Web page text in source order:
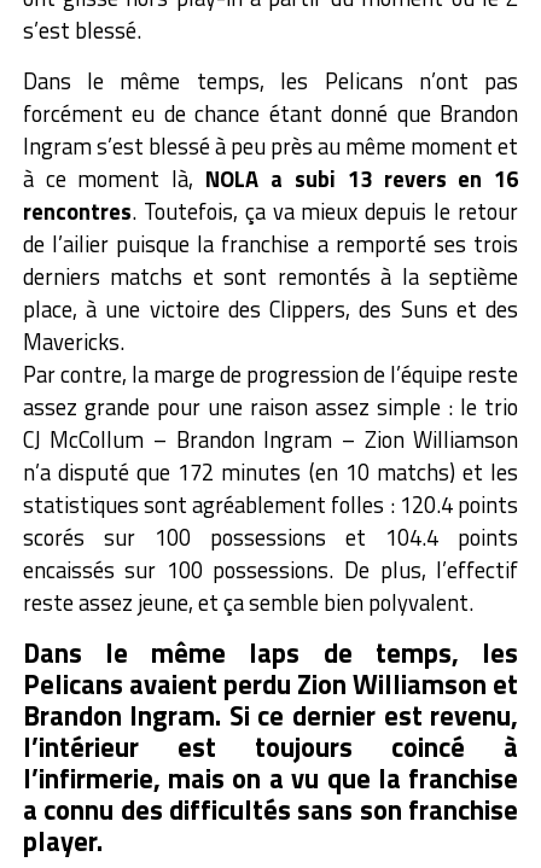
s’est blessé.
Dans le même temps, les Pelicans n’ont pas
forcément eu de chance étant donné que Brandon
Ingram s’est blessé à peu près au même moment et
à ce moment là, NOLA a subi 13 revers en 16
rencontres. Toutefois, ça va mieux depuis le retour
de l’ailier puisque la franchise a remporté ses trois
derniers matchs et sont remontés à la septième
place, à une victoire des Clippers, des Suns et des
Mavericks.
Par contre, la marge de progression de l’équipe reste
assez grande pour une raison assez simple : le trio
CJ McCollum – Brandon Ingram – Zion Williamson
n’a disputé que 172 minutes (en 10 matchs) et les
statistiques sont agréablement folles : 120.4 points
scorés sur 100 possessions et 104.4 points
encaissés sur 100 possessions. De plus, l’effectif
reste assez jeune, et ça semble bien polyvalent.
Dans le même laps de temps, les
Pelicans avaient perdu Zion Williamson et
Brandon Ingram. Si ce dernier est revenu,
l’intérieur est toujours coincé à
l’infirmerie, mais on a vu que la franchise
a connu des difficultés sans son franchise
player.